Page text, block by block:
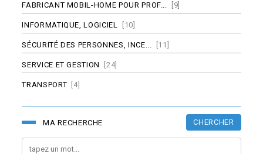
FABRICANT MOBIL-HOME POUR PROF... [9]
INFORMATIQUE, LOGICIEL [10]
SÉCURITÉ DES PERSONNES, INCE... [11]
SERVICE ET GESTION [24]
TRANSPORT [4]
MA RECHERCHE CHERCHER